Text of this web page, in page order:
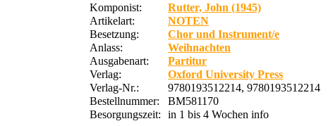
Komponist:
Rutter, John (1945)
Artikelart:
NOTEN
Besetzung:
Chor und Instrument/e
Anlass:
Weihnachten
Ausgabenart:
Partitur
Verlag:
Oxford University Press
Verlag-Nr.:
9780193512214, 9780193512214
Bestellnummer:
BM581170
Besorgungszeit:
in 1 bis 4 Wochen info